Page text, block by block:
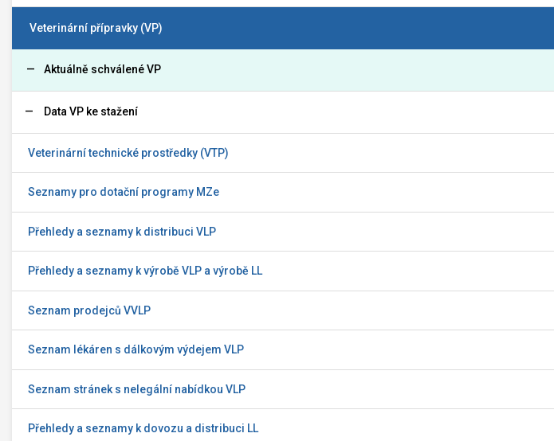
Veterinární přípravky (VP)
Aktuálně schválené VP
Data VP ke stažení
Veterinární technické prostředky (VTP)
Seznamy pro dotační programy MZe
Přehledy a seznamy k distribuci VLP
Přehledy a seznamy k výrobě VLP a výrobě LL
Seznam prodejců VVLP
Seznam lékáren s dálkovým výdejem VLP
Seznam stránek s nelegální nabídkou VLP
Přehledy a seznamy k dovozu a distribuci LL